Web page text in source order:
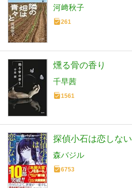
河﨑秋子
261
燻る骨の香り
千早茜
1561
探偵小石は恋しない
森バジル
6753